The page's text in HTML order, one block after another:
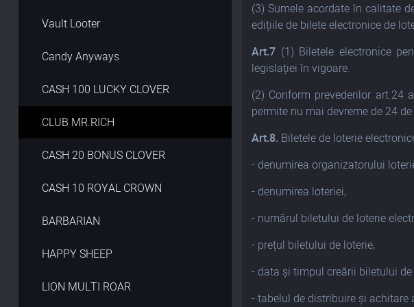
Vault Looter
Candy Anyways
CASH 100 LUCKY CLOVER
CLUB MR.RICH
CASH 20 BONUS CLOVER
CASH 10 ROYAL CROWN
BARBARIAN
HAPPY SHEEP
LION MULTI ROAR
(3) Sumele acordate în calitate
edițiile de bilete electronice de
Art.7 (1) Biletele electronice
legislației în vigoare.
(2) Conform prevederilor art.24
permite nu mai devreme de 24
Art.8. Biletele de loterie
- denumirea organizatorului
- denumirea loteriei,
- numărul biletului de loterie
- prețul biletului de loterie,
- data și timpul creării biletului de
- tabelul de distribuire și achitare